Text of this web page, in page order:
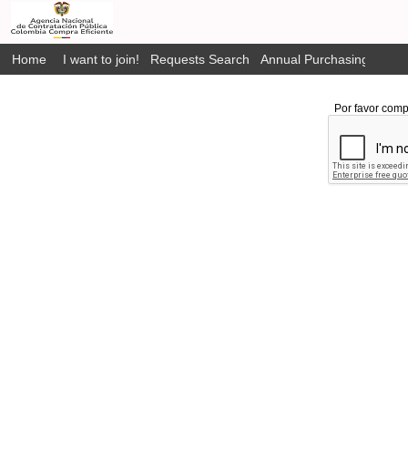
Home I want to join! Requests Search Annual Purchasing Plan
Por favor